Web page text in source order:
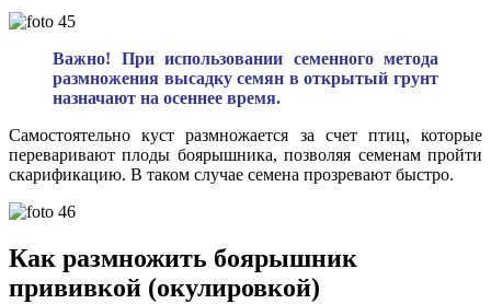
Важно! При использовании семенного метода
размножения высадку семян в открытый грунт
назначают на осеннее время.
Самостоятельно куст размножается за счет птиц, которые
переваривают плоды боярышника, позволяя семенам пройти
скарификацию. В таком случае семена прозревают быстро.
Как размножить боярышник
прививкой (окулировкой)